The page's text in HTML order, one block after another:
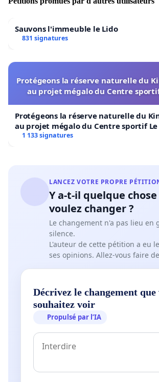
Les Conseillers de Paris ont voté en
texte du Plan d’urbanisme (le PLU) à
rapport en juillet. En principe, la
devrait être votée au Conseil de
ou, au plus tard, à celui de décembre.
Abaissons à 125 m la hauteur de
au 22 novembre 2024
Les associations Monts 14 et
appellent les autres associations
à se rassembler vendredi 22
devant l'Hôtel de Ville au 2, rue
De 1975 à 2006, le Plan des fuseaux
du site protégeait les Parisiens
Depuis 2006, le PLU (Plan local
disparaître : voir lejournal Monts 14
rétablir tel qu'il était : voir lejournal
Sauvons l'immeuble le Lido
831 signatures
Protégeons la réserve naturelle du
au projet mégalo du Centre sportif
Protégeons la réserve naturelle du
au projet mégalo du Centre sportif Le
1 133 signatures
LANCEZ VOTRE PROPRE
Y a-t-il quelque
voulez changer ?
Le changement n'a pas lieu en
silence.
L'auteur de cette pétition a eu
ses opinions. Allez-vous faire
Décrivez le changement que
souhaitez voir
Propulsé par l’IA